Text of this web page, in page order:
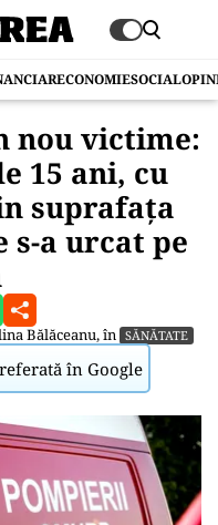
ECONOMIESOCIAL
nou victime:
15 ani, cu
suprafața
s-a urcat pe
Bălăceanu, în SĂNĂTATE
în Google